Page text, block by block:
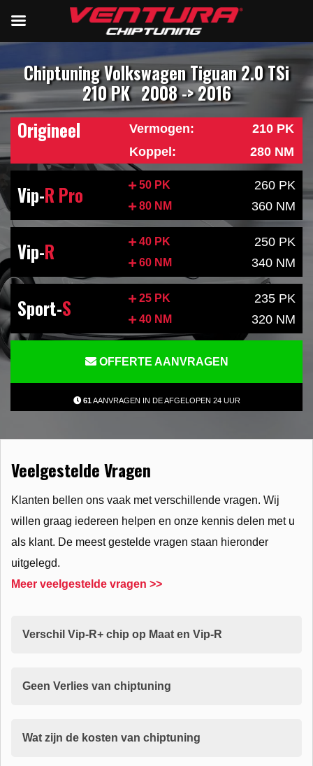
Chiptuning Volkswagen Tiguan 2.0 TSi
210 PK 2008 -> 2016
Origineel
Vermogen:
210 PK
Koppel:
280 NM
Vip-R Pro 50 PK 260 PK
80 NM 360 NM
Vip-R 40 PK 250 PK
60 NM 340 NM
Sport-S 25 PK 235 PK
40 NM 320 NM
OFFERTE AANVRAGEN
61AANVRAGEN IN DE AFGELOPEN 24 UUR
Veelgestelde Vragen
Klanten bellen ons vaak met verschillende vragen. Wij
willen graag iedereen helpen en onze kennis delen met u
als klant. De meest gestelde vragen staan hieronder
uitgelegd.
Meer veelgestelde vragen >>
Verschil Vip-R+ chip op Maat en Vip-R
Geen Verlies van chiptuning
Wat zijn de kosten van chiptuning